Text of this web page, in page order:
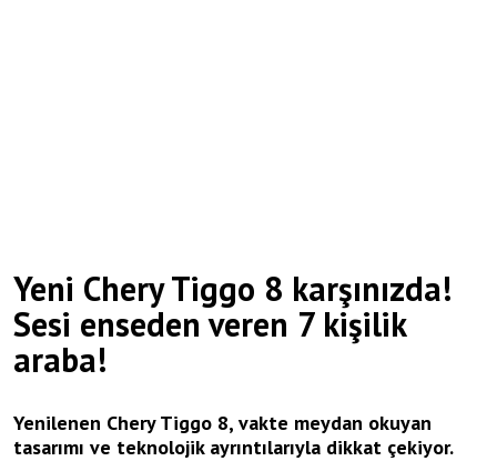
Yeni Chery Tiggo 8 karşınızda!
Sesi enseden veren 7 kişilik
araba!
Yenilenen Chery Tiggo 8, vakte meydan okuyan
tasarımı ve teknolojik ayrıntılarıyla dikkat çekiyor.